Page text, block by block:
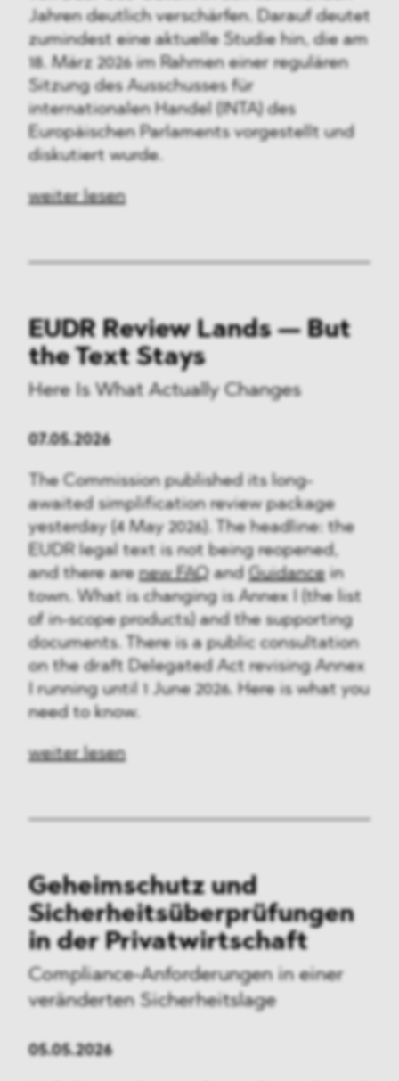
Jahren deutlich verschärfen. Darauf deutet
zumindest eine aktuelle Studie hin, die am
18. März 2026 im Rahmen einer regulären
Sitzung des Ausschusses für
internationalen Handel (INTA) des
Europäischen Parlaments vorgestellt und
diskutiert wurde.
weiter lesen
EUDR Review Lands — But
the Text Stays
Here Is What Actually Changes
07.05.2026
The Commission published its long-
awaited simplification review package
yesterday (4 May 2026). The headline: the
EUDR legal text is not being reopened,
and there arenew FAQ and Guidancein
town. What is changing is Annex I (the list
of in-scope products) and the supporting
documents. There is a public consultation
on the draft Delegated Act revising Annex
I running until 1 June 2026. Here is what you
need to know.
weiter lesen
Geheimschutz und
Sicherheitsüberprüfungen
in der Privatwirtschaft
Compliance-Anforderungen in einer
veränderten Sicherheitslage
05.05.2026